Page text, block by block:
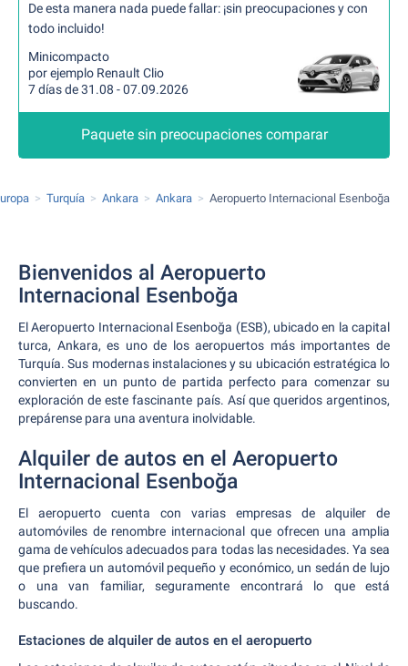
De esta manera nada puede fallar: ¡sin preocupaciones y con
todo incluido!
Minicompacto
por ejemplo Renault Clio
7 días de 31.08 - 07.09.2026
Paquete sin preocupaciones comparar
Turquía Ankara Ankara Aeropuerto Internacional Esenboğa
Bienvenidos al Aeropuerto
Internacional Esenboğa
El Aeropuerto Internacional Esenboğa (ESB), ubicado en la capital
turca, Ankara, es uno de los aeropuertos más importantes de
Turquía. Sus modernas instalaciones y su ubicación estratégica lo
convierten en un punto de partida perfecto para comenzar su
exploración de este fascinante país. Así que queridos argentinos,
prepárense para una aventura inolvidable.
Alquiler de autos en el Aeropuerto
Internacional Esenboğa
El aeropuerto cuenta con varias empresas de alquiler de
automóviles de renombre internacional que ofrecen una amplia
gama de vehículos adecuados para todas las necesidades. Ya sea
que prefiera un automóvil pequeño y económico, un sedán de lujo
o una van familiar, seguramente encontrará lo que está
buscando.
Estaciones de alquiler de autos en el aeropuerto